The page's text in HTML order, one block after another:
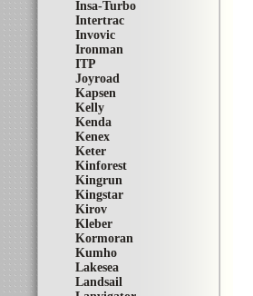
Insa-Turbo
Intertrac
Invovic
Ironman
ITP
Joyroad
Kapsen
Kelly
Kenda
Kenex
Keter
Kinforest
Kingrun
Kingstar
Kirov
Kleber
Kormoran
Kumho
Lakesea
Landsail